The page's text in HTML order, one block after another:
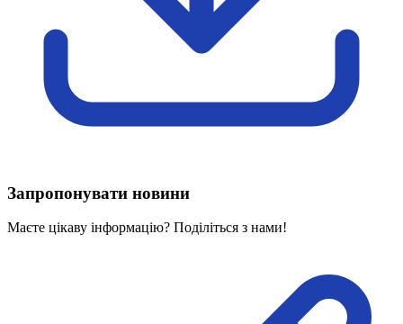
Харківська область
Херсонська область
Хмельницька область
Вивчаємо жестову мову
Дитяча сторінка
Новини про жестову мову
Проєкт "Жестова мова для поліцейських"
Запропонувати новини
Маєте цікаву інформацію? Поділіться з нами!